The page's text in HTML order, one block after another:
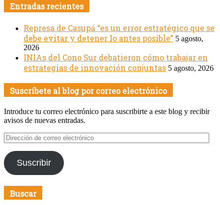
Entradas recientes
Represa de Casupá “es un error estratégico que se
debe evitar y detener lo antes posible” 5 agosto,
2026
INIAs del Cono Sur debatieron cómo trabajar en
estrategias de innovación conjuntas 5 agosto, 2026
Suscríbete al blog por correo electrónico
Introduce tu correo electrónico para suscribirte a este blog y recibir
avisos de nuevas entradas.
Dirección
de
correo
electrónico
Suscribir
Buscar